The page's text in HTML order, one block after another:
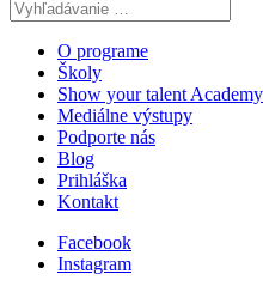
O programe
Školy
Show your talent Academy
Mediálne výstupy
Podporte nás
Blog
Prihláška
Kontakt
Facebook
Instagram